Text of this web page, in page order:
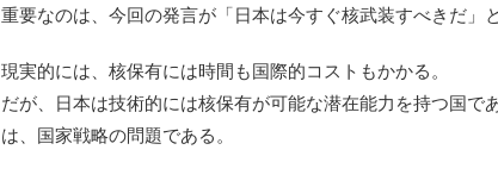
重要なのは、今回の発言が「日本は今すぐ核武装すべきだ」
現実的には、核保有には時間も国際的コストもかかる。
だが、日本は技術的には核保有が可能な潜在能力を持つ国で
は、国家戦略の問題である。